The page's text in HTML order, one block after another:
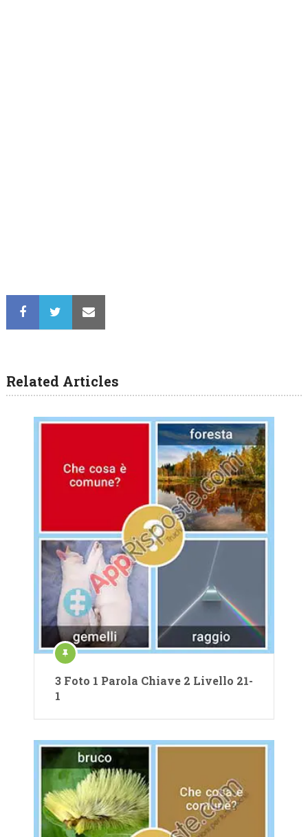
Related Articles
3 Foto 1 Parola Chiave 2 Livello 21-
1